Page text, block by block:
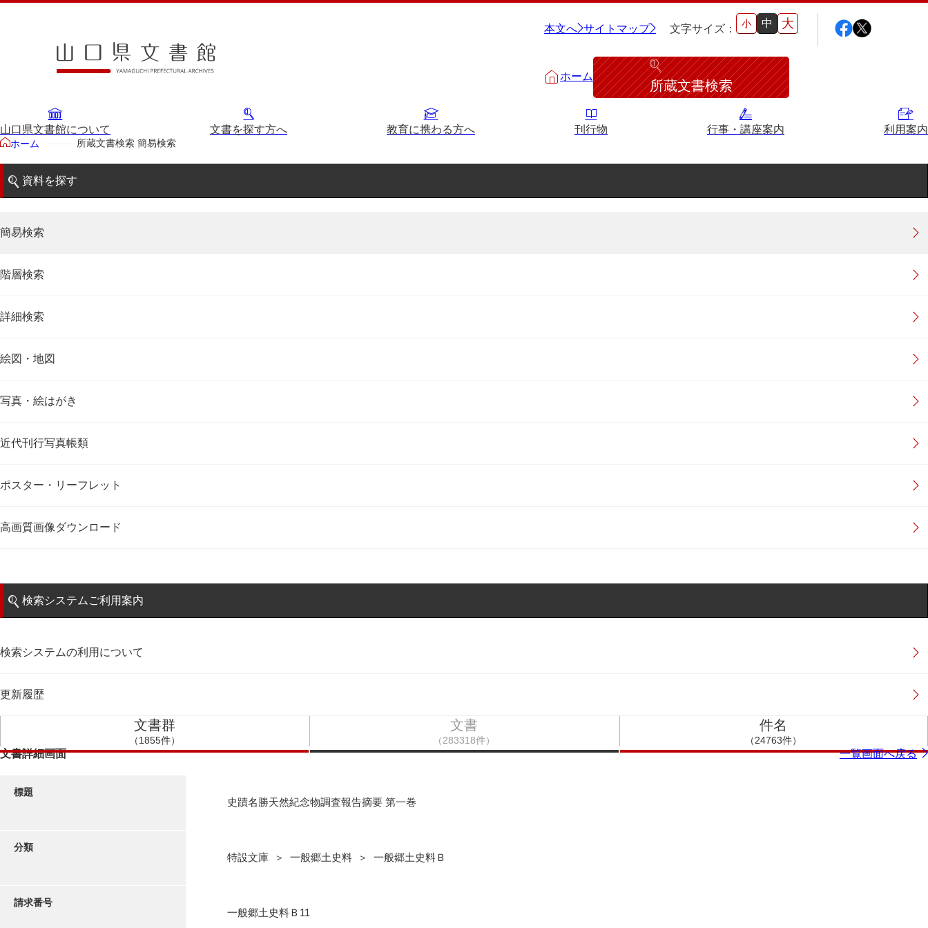
本文へ サイトマップ 文字サイズ： 小 中 大
ホーム
所蔵文書検索
山口県文書館について 文書を探す方へ 教育に携わる方へ 刊行物 行事・講座案内 利用案内
ホーム 所蔵文書検索 簡易検索
資料を探す
簡易検索
階層検索
詳細検索
絵図・地図
写真・絵はがき
近代刊行写真帳類
ポスター・リーフレット
高画質画像ダウンロード
検索システムご利用案内
検索システムの利用について
更新履歴
文書群
（1855件）
文書
（283318件）
件名
（24763件）
文書詳細画面 一覧画面へ戻る
標題
史蹟名勝天然紀念物調査報告摘要 第一巻
分類
特設文庫 ＞ 一般郷土史料 ＞ 一般郷土史料Ｂ
請求番号
一般郷土史料Ｂ11